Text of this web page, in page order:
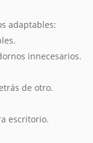
adaptables:
innecesarios.
de otro.
escritorio.